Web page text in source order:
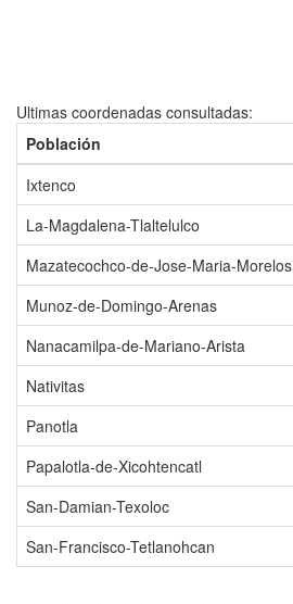
Ultimas coordenadas consultadas:
Población
Ixtenco
La-Magdalena-Tlaltelulco
Mazatecochco-de-Jose-Maria-Morelos
Munoz-de-Domingo-Arenas
Nanacamilpa-de-Mariano-Arista
Nativitas
Panotla
Papalotla-de-Xicohtencatl
San-Damian-Texoloc
San-Francisco-Tetlanohcan